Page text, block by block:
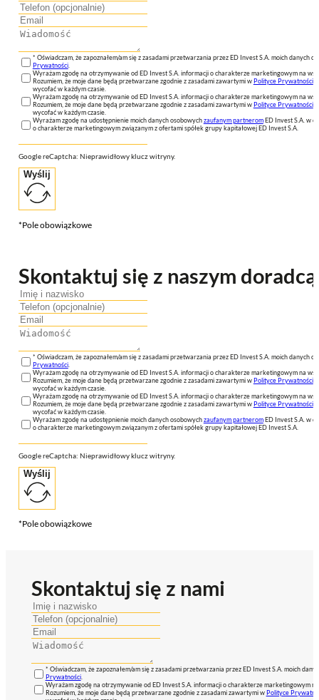
* Oświadczam, że zapoznałem/am się z zasadami przetwarzania przez ED Invest S.A. moich danych
Prywatności.
Wyrażam zgodę na otrzymywanie od ED Invest S.A. informacji o charakterze marketingowym na
Rozumiem, że moje dane będą przetwarzane zgodnie z zasadami zawartymi w Polityce Prywatności
wycofać w każdym czasie.
Wyrażam zgodę na otrzymywanie od ED Invest S.A. informacji o charakterze marketingowym na
Rozumiem, że moje dane będą przetwarzane zgodnie z zasadami zawartymi w Polityce Prywatności
wycofać w każdym czasie.
Wyrażam zgodę na udostępnienie moich danych osobowychzaufanym partneromED Invest S.A. w
o charakterze marketingowym związanym z ofertami spółek grupy kapitałowej ED Invest S.A.
Google reCaptcha: Nieprawidłowy klucz witryny.
Wyślij
*Pole obowiązkowe
Skontaktuj się z naszym doradcą
* Oświadczam, że zapoznałem/am się z zasadami przetwarzania przez ED Invest S.A. moich danych
Prywatności.
Wyrażam zgodę na otrzymywanie od ED Invest S.A. informacji o charakterze marketingowym na
Rozumiem, że moje dane będą przetwarzane zgodnie z zasadami zawartymi wPolityce Prywatności
wycofać w każdym czasie.
Wyrażam zgodę na otrzymywanie od ED Invest S.A. informacji o charakterze marketingowym na
Rozumiem, że moje dane będą przetwarzane zgodnie z zasadami zawartymi wPolityce Prywatności
wycofać w każdym czasie.
Wyrażam zgodę na udostępnienie moich danych osobowychzaufanym partneromED Invest S.A. w
o charakterze marketingowym związanym z ofertami spółek grupy kapitałowej ED Invest S.A.
Google reCaptcha: Nieprawidłowy klucz witryny.
Wyślij
*Pole obowiązkowe
Skontaktuj się z nami
* Oświadczam, że zapoznałem/am się z zasadami przetwarzania przez ED Invest S.A. moich
Prywatności.
Wyrażam zgodę na otrzymywanie od ED Invest S.A. informacji o charakterze marketingowym
Rozumiem, że moje dane będą przetwarzane zgodnie z zasadami zawartymi wPolityce